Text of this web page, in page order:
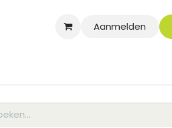
Aanmelden